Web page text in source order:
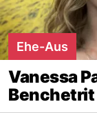
Ehe-Aus
Vanessa